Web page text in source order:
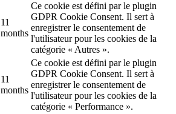
11
months
Ce cookie est défini par le plugin
GDPR Cookie Consent. Il sert à
enregistrer le consentement de
l'utilisateur pour les cookies de la
catégorie « Autres ».
11
months
Ce cookie est défini par le plugin
GDPR Cookie Consent. Il sert à
enregistrer le consentement de
l'utilisateur pour les cookies de la
catégorie « Performance ».